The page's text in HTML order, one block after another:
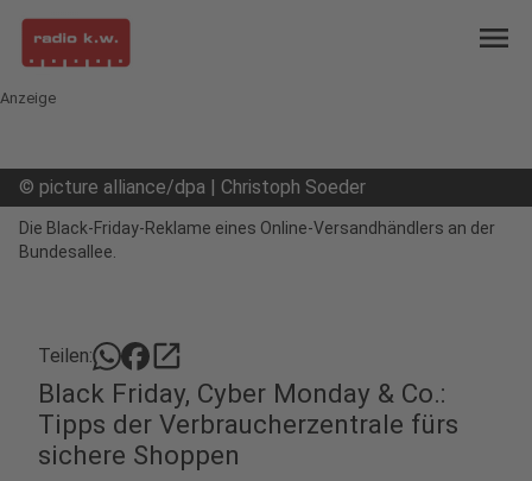
menu
Anzeige
© picture alliance/dpa | Christoph Soeder
Die Black-Friday-Reklame eines Online-Versandhändlers an der
Bundesallee.
Teilen: open_in_new
Black Friday, Cyber Monday & Co.:
Tipps der Verbraucherzentrale fürs
sichere Shoppen